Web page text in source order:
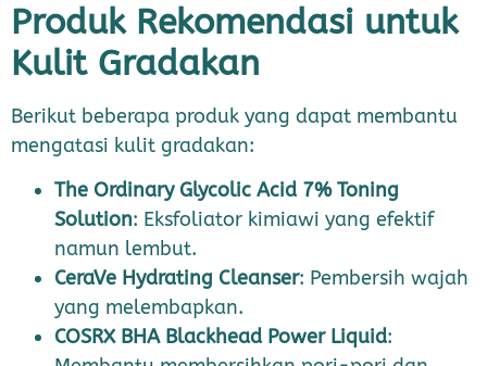
Produk Rekomendasi untuk
Kulit Gradakan
Berikut beberapa produk yang dapat membantu
mengatasi kulit gradakan:
The Ordinary Glycolic Acid 7% Toning
Solution: Eksfoliator kimiawi yang efektif
namun lembut.
CeraVe Hydrating Cleanser: Pembersih wajah
yang melembapkan.
COSRX BHA Blackhead Power Liquid: